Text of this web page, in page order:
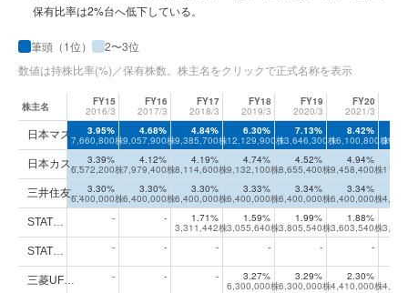
保有比率は2%台へ低下している。
筆頭（1位）
2〜3位
数値は持株比率(%)／保有株数。株主名をクリックで正式名称を表示
大株主上位10位の年次推移
株主名 FY15
2016/3
FY16
2017/3
FY17
2018/3
FY18
2019/3
FY19
2020/3
FY20
2021/3
日本マス… 3.95%
7,660,800株
4.68%
9,057,900株
4.84%
9,385,700株
6.30%
12,129,900株
7.13%
13,646,300株
8.42%
16,100,800株
日本カス… 3.39%
6,572,200株
4.12%
7,979,400株
4.19%
8,114,600株
4.74%
9,132,100株
4.52%
8,655,400株
4.94%
9,458,400株
三井住友… 3.30%
6,400,000株
3.30%
6,400,000株
3.30%
6,400,000株
3.33%
6,400,000株
3.34%
6,400,000株
3.34%
6,400,000株
STAT…
- - 1.71%
3,311,442株
1.59%
3,055,640株
1.99%
3,805,540株
1.88%
3,603,540株
STAT…
- - - - - -
三菱UF… - - - 3.27%
6,300,000株
3.29%
6,300,000株
2.30%
4,410,000株